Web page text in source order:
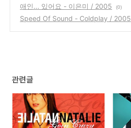
애인... 있어요 - 이은미 / 2005 (0)
Speed Of Sound - Coldplay / 2005
관련글